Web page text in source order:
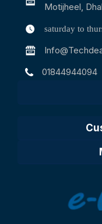
Motijheel,
saturday to
01844944094